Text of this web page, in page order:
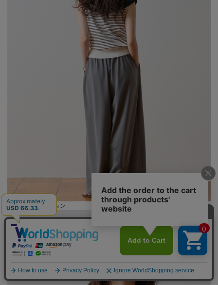
カラーバリエーション